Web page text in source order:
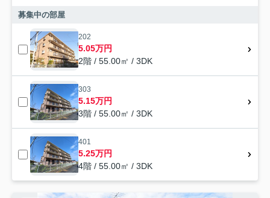
募集中の部屋
202
5.05万円
2階 / 55.00㎡ / 3DK
303
5.15万円
3階 / 55.00㎡ / 3DK
401
5.25万円
4階 / 55.00㎡ / 3DK